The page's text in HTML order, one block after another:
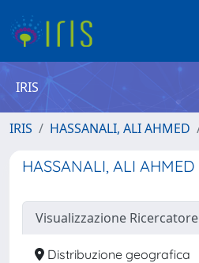
IRIS
IRIS HASSANALI, ALI AHMED
HASSANALI, ALI AHMED
Visualizzazione Ricercatore
Distribuzione geografica